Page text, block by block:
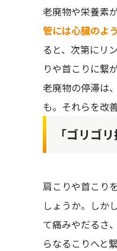
老廃物や栄養素
管には心臓のよ
ると、次第にリ
りや首こりに繋
老廃物の停滞は
も。それらを改
「ゴリゴ
肩こりや首こり
しょうか。しか
て痛みやだるさ
らなるこりへと